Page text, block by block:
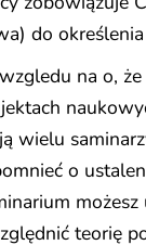
do
na o,
wielu
o
możesz
teorię